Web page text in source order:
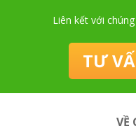
Liên kết với
TƯ
VỀ